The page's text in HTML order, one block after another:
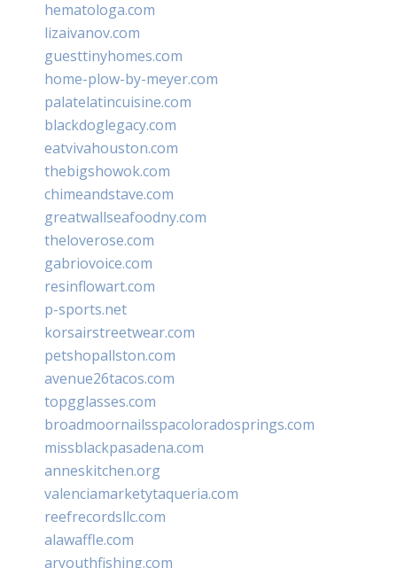
hematologa.com
lizaivanov.com
guesttinyhomes.com
home-plow-by-meyer.com
palatelatincuisine.com
blackdoglegacy.com
eatvivahouston.com
thebigshowok.com
chimeandstave.com
greatwallseafoodny.com
theloverose.com
gabriovoice.com
resinflowart.com
p-sports.net
korsairstreetwear.com
petshopallston.com
avenue26tacos.com
topgglasses.com
broadmoornailsspacoloradosprings.com
missblackpasadena.com
anneskitchen.org
valenciamarketytaqueria.com
reefrecordsllc.com
alawaffle.com
aryouthfishing.com